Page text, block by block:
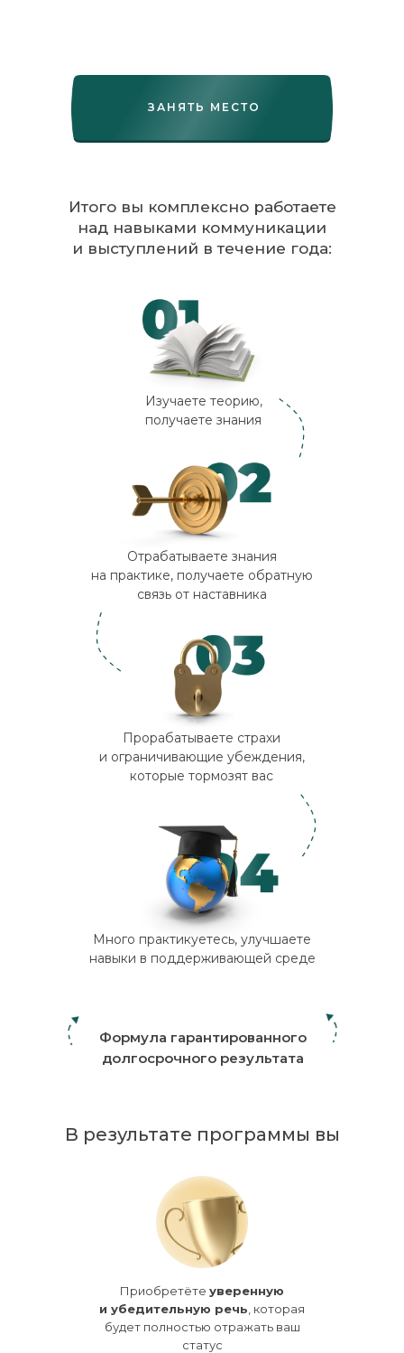
ЗАНЯТЬ МЕСТО
Итого вы комплексно работаете
над навыками коммуникации
и выступлений в течение года:
Изучаете теорию,
получаете знания
Отрабатываете знания
на практике, получаете обратную
связь от наставника
Прорабатываете страхи
и ограничивающие убеждения,
которые тормозят вас
Много практикуетесь, улучшаете
навыки в поддерживающей среде
Формула гарантированного
долгосрочного результата
В результате программы вы
Приобретёте уверенную
и убедительную речь , которая
будет полностью отражать ваш
статус